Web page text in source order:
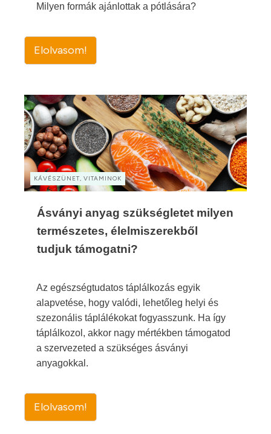
Milyen formák ajánlottak a pótlására?
Elolvasom!
KÁVÉSZÜNET, VITAMINOK
Ásványi anyag szükségletet milyen
természetes, élelmiszerekből
tudjuk támogatni?
Az egészségtudatos táplálkozás egyik
alapvetése, hogy valódi, lehetőleg helyi és
szezonális táplálékokat fogyasszunk. Ha így
táplálkozol, akkor nagy mértékben támogatod
a szervezeted a szükséges ásványi
anyagokkal.
Elolvasom!